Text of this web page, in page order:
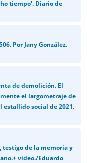
tiempo'. Diario de
Por Jany González.
de demolición. El
el largometraje de
estallido social de 2021.
testigo de la memoria y
video./Eduardo